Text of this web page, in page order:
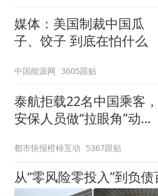
媒体：美国制裁中国瓜
子、饺子 到底在怕什么
中国能源网 3605跟贴
泰航拒载22名中国乘客，
安保人员做“拉眼角”动
拒绝登机决定由航司作
出；亲历者：曾承诺免费
改签但没兑现
都市快报橙柿互动 5367跟贴